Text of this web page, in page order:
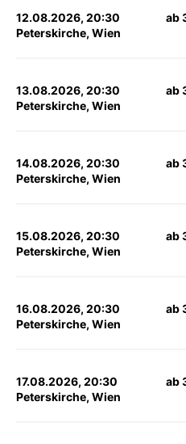
12.08.2026, 20:30
Peterskirche, Wien
ab
13.08.2026, 20:30
Peterskirche, Wien
ab
14.08.2026, 20:30
Peterskirche, Wien
ab
15.08.2026, 20:30
Peterskirche, Wien
ab
16.08.2026, 20:30
Peterskirche, Wien
ab
17.08.2026, 20:30
Peterskirche, Wien
ab